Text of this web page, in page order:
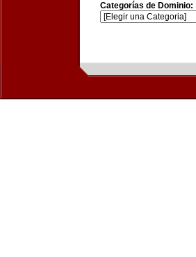
Categorías de Dominio: